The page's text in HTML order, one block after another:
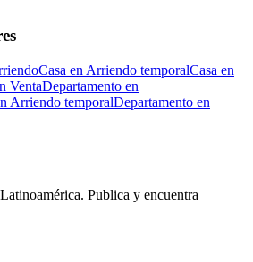
Casa en Arriendo temporalCasa en
VentaDepartamento en
Arriendo temporalDepartamento en
Publica y encuentra